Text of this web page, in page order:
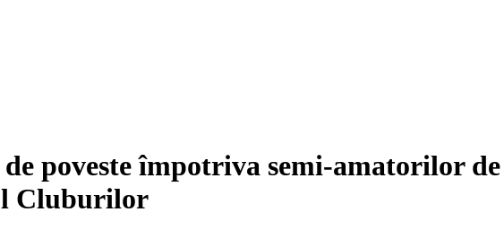
poveste împotriva semi-amatorilor
Cluburilor